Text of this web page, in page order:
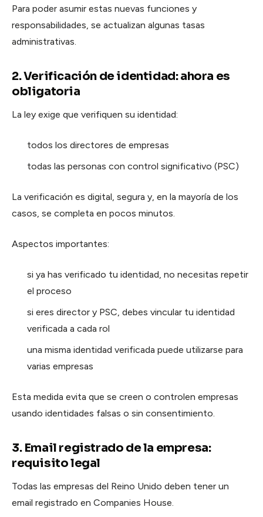
Para poder asumir estas nuevas funciones y
responsabilidades, se actualizan algunas tasas
administrativas.
2. Verificación de identidad: ahora es
obligatoria
La ley exige que verifiquen su identidad:
todos los directores de empresas
todas las personas con control significativo (PSC)
La verificación es digital, segura y, en la mayoría de los
casos, se completa en pocos minutos.
Aspectos importantes:
si ya has verificado tu identidad, no necesitas repetir
el proceso
si eres director y PSC, debes vincular tu identidad
verificada a cada rol
una misma identidad verificada puede utilizarse para
varias empresas
Esta medida evita que se creen o controlen empresas
usando identidades falsas o sin consentimiento.
3. Email registrado de la empresa:
requisito legal
Todas las empresas del Reino Unido deben tener un
email registrado en Companies House.